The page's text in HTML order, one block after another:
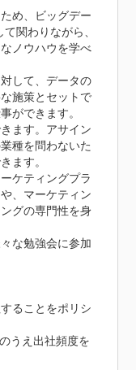
め、ビッグデー
関わりながら、
ノウハウを学べ
して、データの
施策とセットで
ができます。
ます。アサイン
種を問わないた
ます。
ケティングプラ
、マーケティン
グの専門性を身
な勉強会に参加
ることをポリシ
うえ出社頻度を